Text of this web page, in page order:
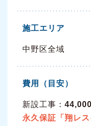
施工エリア
中野区全域
費用（目安）
新設工事：
永久保証「翔レ